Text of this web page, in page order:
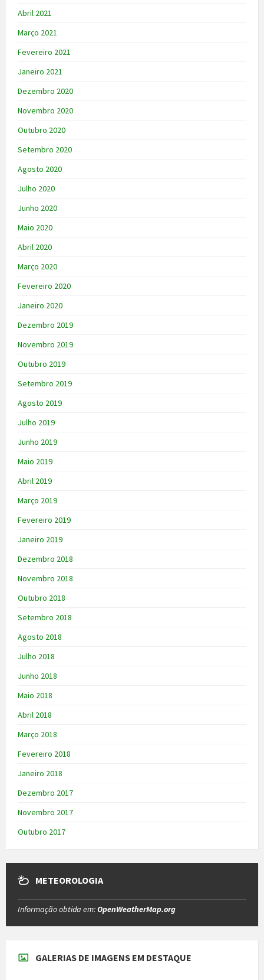
Abril 2021
Março 2021
Fevereiro 2021
Janeiro 2021
Dezembro 2020
Novembro 2020
Outubro 2020
Setembro 2020
Agosto 2020
Julho 2020
Junho 2020
Maio 2020
Abril 2020
Março 2020
Fevereiro 2020
Janeiro 2020
Dezembro 2019
Novembro 2019
Outubro 2019
Setembro 2019
Agosto 2019
Julho 2019
Junho 2019
Maio 2019
Abril 2019
Março 2019
Fevereiro 2019
Janeiro 2019
Dezembro 2018
Novembro 2018
Outubro 2018
Setembro 2018
Agosto 2018
Julho 2018
Junho 2018
Maio 2018
Abril 2018
Março 2018
Fevereiro 2018
Janeiro 2018
Dezembro 2017
Novembro 2017
Outubro 2017
METEOROLOGIA
Informação obtida em:OpenWeatherMap.org
GALERIAS DE IMAGENS EM DESTAQUE